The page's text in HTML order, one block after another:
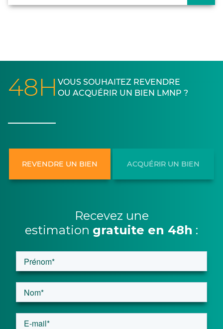
48H VOUS SOUHAITEZ REVENDRE
OU ACQUÉRIR UN BIEN LMNP ?
REVENDRE UN BIEN ACQUÉRIR UN BIEN